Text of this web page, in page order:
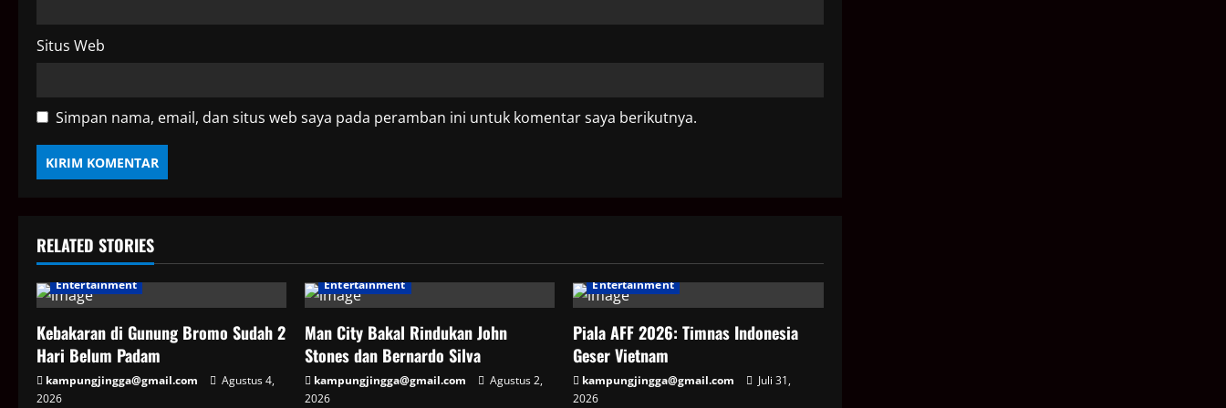
Situs Web
Simpan nama, email, dan situs web saya pada peramban ini untuk komentar saya berikutnya.
RELATED STORIES
Entertainment
Kebakaran di Gunung Bromo Sudah 2
Hari Belum Padam
kampungjingga@gmail.com
Agustus 4,
2026
Entertainment
Man City Bakal Rindukan John
Stones dan Bernardo Silva
kampungjingga@gmail.com
Agustus 2,
2026
Entertainment
Piala AFF 2026: Timnas Indonesia
Geser Vietnam
kampungjingga@gmail.com
Juli 31,
2026